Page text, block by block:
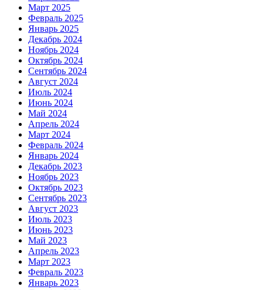
Март 2025
Февраль 2025
Январь 2025
Декабрь 2024
Ноябрь 2024
Октябрь 2024
Сентябрь 2024
Август 2024
Июль 2024
Июнь 2024
Май 2024
Апрель 2024
Март 2024
Февраль 2024
Январь 2024
Декабрь 2023
Ноябрь 2023
Октябрь 2023
Сентябрь 2023
Август 2023
Июль 2023
Июнь 2023
Май 2023
Апрель 2023
Март 2023
Февраль 2023
Январь 2023